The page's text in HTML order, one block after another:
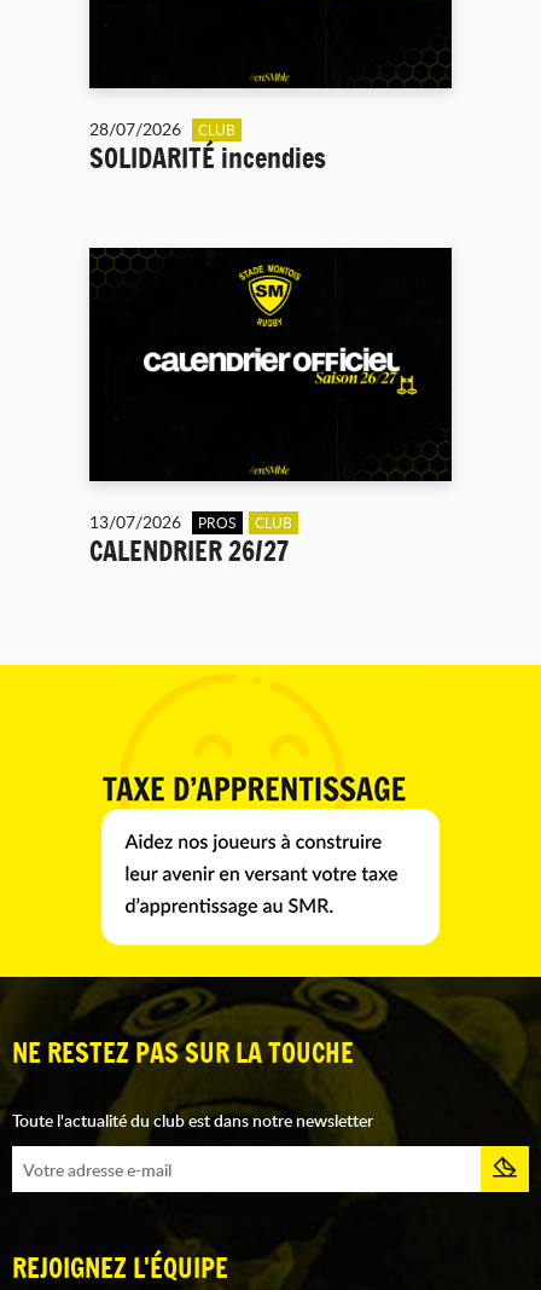
28/07/2026 CLUB
SOLIDARITÉ incendies
13/07/2026 PROS CLUB
CALENDRIER 26/27
NE RESTEZ PAS SUR LA TOUCHE
Toute l'actualité du club est dans notre newsletter
REJOIGNEZ L'ÉQUIPE